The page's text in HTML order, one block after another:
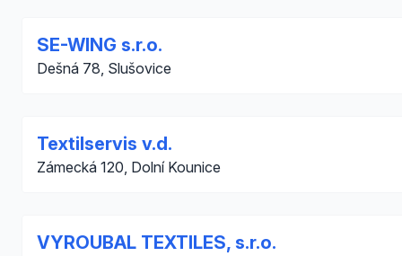
SE-WING s.r.o.
Dešná 78, Slušovice
Textilservis v.d.
Zámecká 120, Dolní Kounice
VYROUBAL TEXTILES, s.r.o.